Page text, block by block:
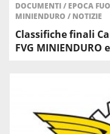
DOCUMENTI/ EPOCA
MINIENDURO / NOTIZIE
Classifiche finali
FVG MINIENDURO